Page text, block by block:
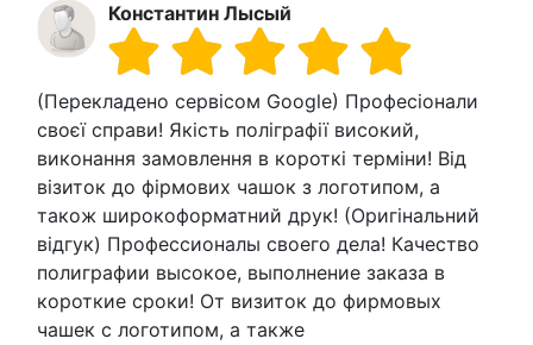
Константин Лысый
(Перекладено сервісом Google) Професіонали
своєї справи! Якість поліграфії високий,
виконання замовлення в короткі терміни! Від
візиток до фірмових чашок з логотипом, а
також широкоформатний друк! (Оригінальний
відгук) Профессионалы своего дела! Качество
полиграфии высокое, выполнение заказа в
короткие сроки! От визиток до фирмовых
чашек с логотипом, а также